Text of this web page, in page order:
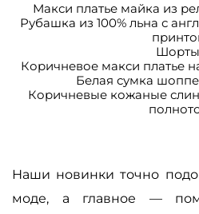
Макси платье майка из
Рубашка из 100% льна с
Шорты
Коричневое макси платье
Белая сумка
Коричневые кожаные
Наши новинки точно
моде, а главное —